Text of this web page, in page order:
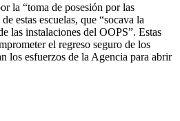
la “toma de posesión por las
estas escuelas, que “socava la
las instalaciones del OOPS”. Estas
el regreso seguro de los
los esfuerzos de la Agencia para abrir